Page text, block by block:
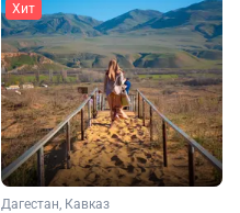
Хит
Дагестан, Кавказ